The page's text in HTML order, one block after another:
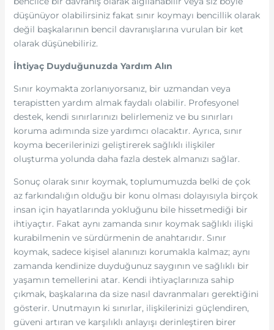
düşünüyor olabilirsiniz fakat sınır koymayı bencillik olarak
değil başkalarının bencil davranışlarına vurulan bir ket
olarak düşünebiliriz.
İhtiyaç Duyduğunuzda Yardım Alın
Sınır koymakta zorlanıyorsanız, bir uzmandan veya
terapistten yardım almak faydalı olabilir. Profesyonel
destek, kendi sınırlarınızı belirlemeniz ve bu sınırları
koruma adımında size yardımcı olacaktır. Ayrıca, sınır
koyma becerilerinizi geliştirerek sağlıklı ilişkiler
oluşturma yolunda daha fazla destek almanızı sağlar.
Sonuç olarak sınır koymak, toplumumuzda belki de çok
az farkındalığın olduğu bir konu olması dolayısıyla birçok
insan için hayatlarında yokluğunu bile hissetmediği bir
ihtiyaçtır. Fakat aynı zamanda sınır koymak sağlıklı ilişki
kurabilmenin ve sürdürmenin de anahtarıdır. Sınır
koymak, sadece kişisel alanınızı korumakla kalmaz; aynı
zamanda kendinize duyduğunuz saygının ve sağlıklı bir
yaşamın temellerini atar. Kendi ihtiyaçlarınıza sahip
çıkmak, başkalarına da size nasıl davranmaları gerektiğini
gösterir. Unutmayın ki sınırlar, ilişkilerinizi güçlendiren,
güveni artıran ve karşılıklı anlayışı derinleştiren birer